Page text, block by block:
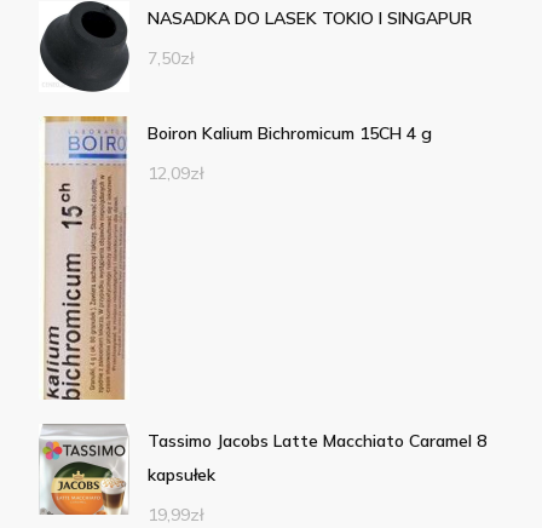
NASADKA DO LASEK TOKIO I SINGAPUR
7,50zł
Boiron Kalium Bichromicum 15CH 4 g
12,09zł
Tassimo Jacobs Latte Macchiato Caramel 8
kapsułek
19,99zł